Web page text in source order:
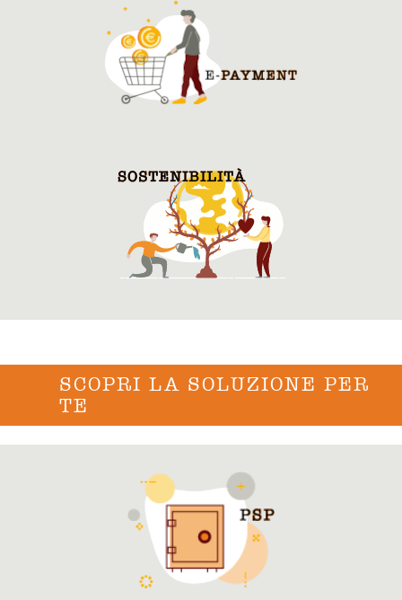
SCOPRI LA SOLUZIONE PER
TE